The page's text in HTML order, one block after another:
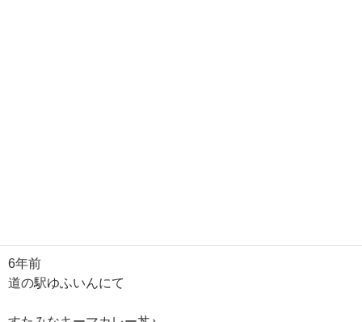
6年前
道の駅ゆふいんにて